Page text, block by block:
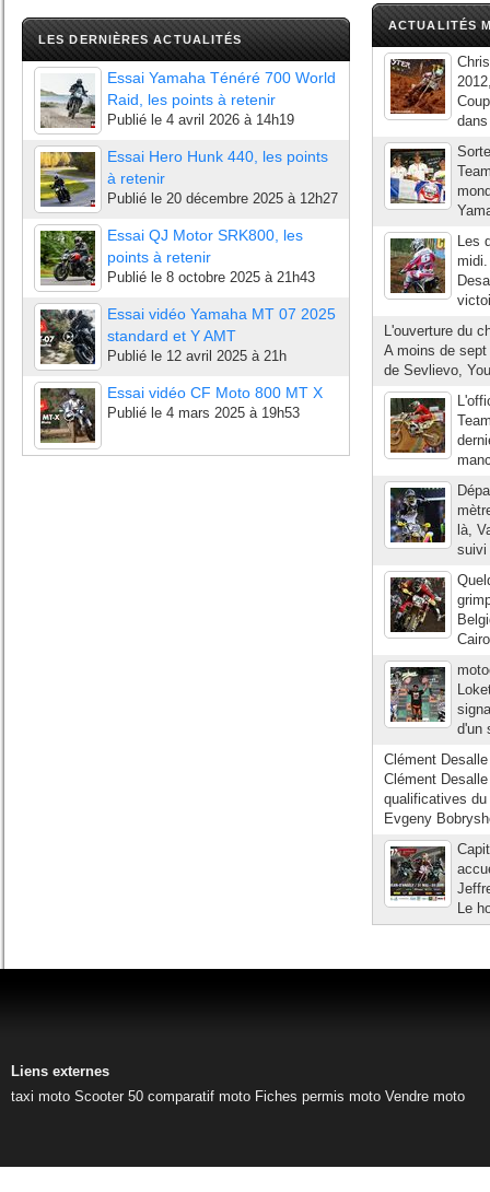
LES DERNIÈRES ACTUALITÉS
Essai Yamaha Ténéré 700 World
Raid, les points à retenir
Publié le 4 avril 2026 à 14h19
Essai Hero Hunk 440, les points
à retenir
Publié le 20 décembre 2025 à 12h27
Essai QJ Motor SRK800, les
points à retenir
Publié le 8 octobre 2025 à 21h43
Essai vidéo Yamaha MT 07 2025
standard et Y AMT
Publié le 12 avril 2025 à 21h
Essai vidéo CF Moto 800 MT X
Publié le 4 mars 2025 à 19h53
ACTUALITÉS
Les
L'ouverture du
A moins de
de Sevlievo,
là,
suivi
d'un
Clément
Clément
qualificatives
Evgeny
Le
Liens externes
taxi moto Scooter 50 comparatif moto Fiches permis moto Vendre moto